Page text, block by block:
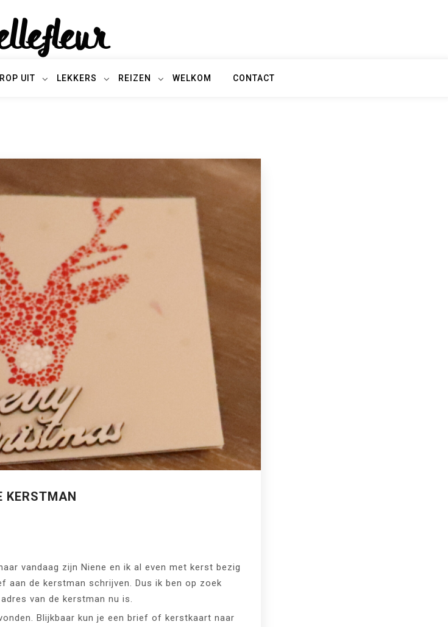
UIT LEKKERS REIZEN WELKOM CONTACT
KERSTMAN
vandaag zijn Niene en ik al even met kerst bezig
aan de kerstman schrijven. Dus ik ben op zoek
van de kerstman nu is.
Blijkbaar kun je een brief of kerstkaart naar